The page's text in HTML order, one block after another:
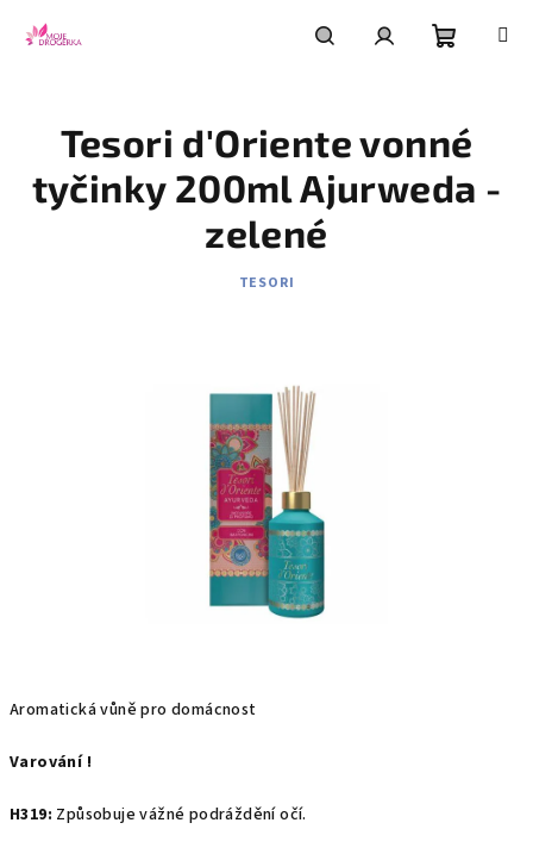
košík
Aromatická vůně pro domácnost
Varování !
H319: Způsobuje vážné podráždění očí.
Tesori d'Oriente vonné
tyčinky 200ml Ajurweda -
zelené
TESORI